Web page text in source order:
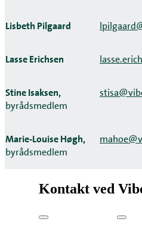
Lisbeth Pilgaard
Lasse Erichsen
Stine Isaksen,
byrådsmedlem
Marie-Louise Høgh,
byrådsmedlem
Kontakt ved